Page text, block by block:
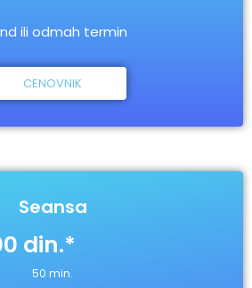
ili odmah termin
CENOVNIK
Seansa
din.*
50 min.